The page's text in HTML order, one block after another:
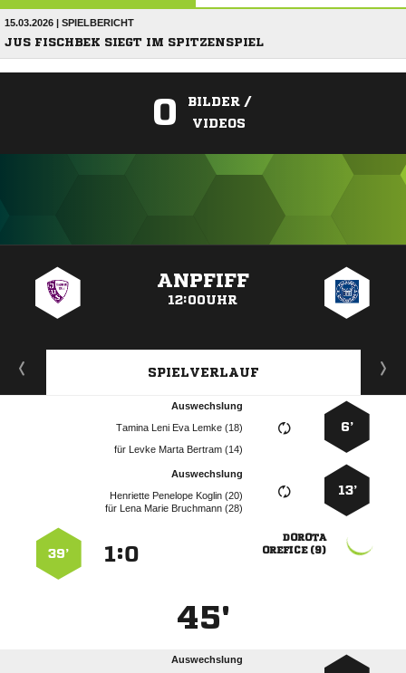
15.03.2026 | SPIELBERICHT
JUS FISCHBEK SIEGT IM SPITZENSPIEL
0
BILDER /
VIDEOS
ANPFIFF
12:00UHR
SPIELVERLAUF
6’
Auswechslung
    
für    
13’
Auswechslung
   
für    

 
:
39’
45'
Auswechslung